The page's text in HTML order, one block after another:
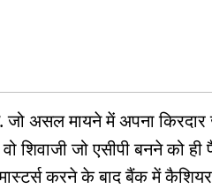
. जो असल मायने में अपना
वो शिवाजी जो एसीपी बनने को
करने के बाद बैंक में